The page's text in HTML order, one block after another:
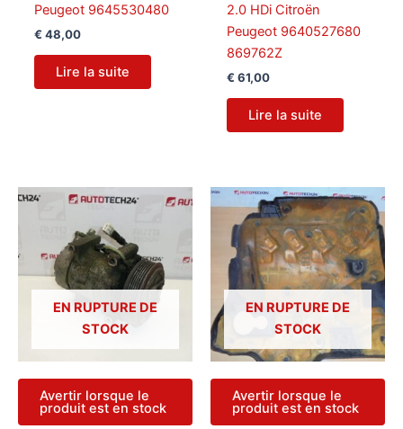
Peugeot 9645530480
€ 48,00
Lire la suite
2.0 HDi Citroën
Peugeot 9640527680
869762Z
€ 61,00
Lire la suite
EN RUPTURE DE
STOCK
Avertir lorsque le
produit est en stock
EN RUPTURE DE
STOCK
Avertir lorsque le
produit est en stock